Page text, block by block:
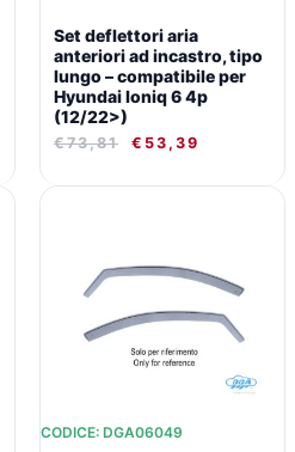
Set deflettori aria
anteriori ad incastro, tipo
lungo – compatibile per
Hyundai Ioniq 6 4p
(12/22>)
€73,81 € 53,39
CODICE: DGA06049
€73,81.€53,39.